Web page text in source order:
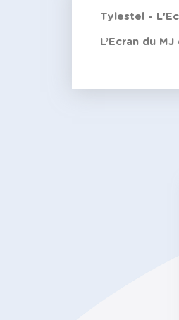
Tylestel -
L’Ecran du MJ